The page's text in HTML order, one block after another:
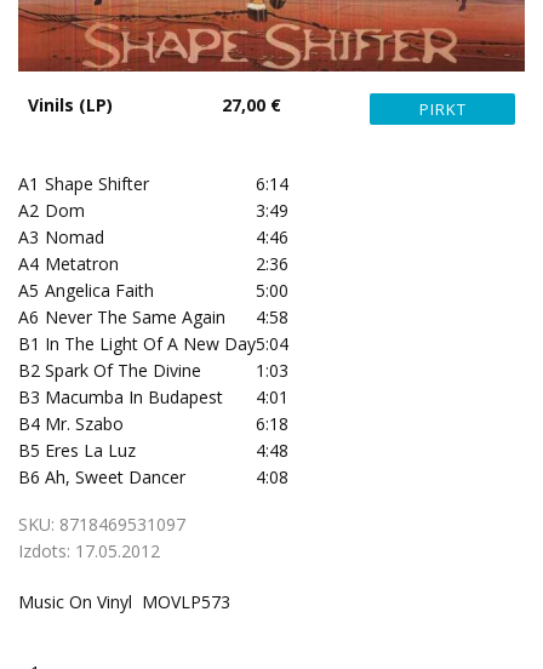
Vinils (LP) 27,00 €
A1 Shape Shifter
6:14
A2 Dom
3:49
A3 Nomad
4:46
A4 Metatron
2:36
A5 Angelica Faith
5:00
A6 Never The Same Again
4:58
B1 In The Light Of A New Day5:04
B2 Spark Of The Divine
1:03
B3 Macumba In Budapest
4:01
B4 Mr. Szabo
6:18
B5 Eres La Luz
4:48
B6 Ah, Sweet Dancer 4:08
SKU: 8718469531097
Izdots: 17.05.2012
Music On Vinyl MOVLP573